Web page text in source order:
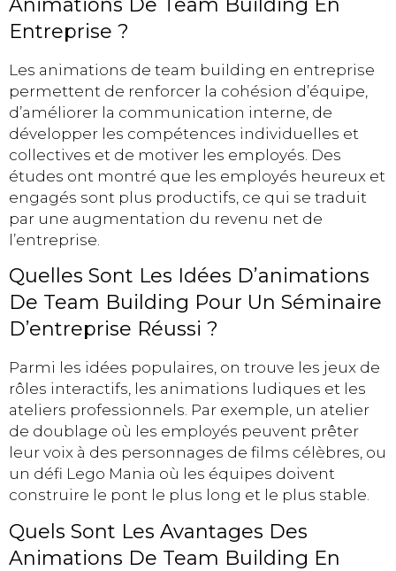
Animations De Team Building En
Entreprise ?
Les animations de team building en entreprise
permettent de renforcer la cohésion d’équipe,
d’améliorer la communication interne, de
développer les compétences individuelles et
collectives et de motiver les employés. Des
études ont montré que les employés heureux et
engagés sont plus productifs, ce qui se traduit
par une augmentation du revenu net de
l’entreprise.
Quelles Sont Les Idées D’animations
De Team Building Pour Un Séminaire
D’entreprise Réussi ?
Parmi les idées populaires, on trouve les jeux de
rôles interactifs, les animations ludiques et les
ateliers professionnels. Par exemple, un atelier
de doublage où les employés peuvent prêter
leur voix à des personnages de films célèbres, ou
un défi Lego Mania où les équipes doivent
construire le pont le plus long et le plus stable.
Quels Sont Les Avantages Des
Animations De Team Building En